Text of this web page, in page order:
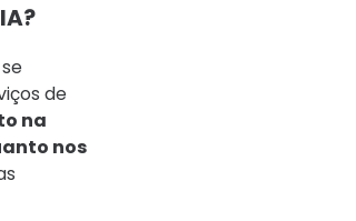
de
na
nos